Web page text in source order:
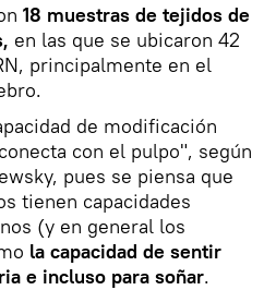
18 muestras de tejidos de
en las que se ubicaron 42
principalmente en el
de modificación
con el pulpo", según
pues se piensa que
tienen capacidades
(y en general los
la capacidad de sentir
e incluso para soñar.